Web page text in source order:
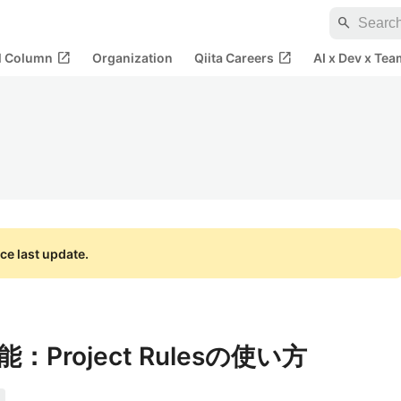
search
Column open_in_new Organization Qiita Careers open_in_new AI x Dev x
last update.
：Project Rulesの使い方